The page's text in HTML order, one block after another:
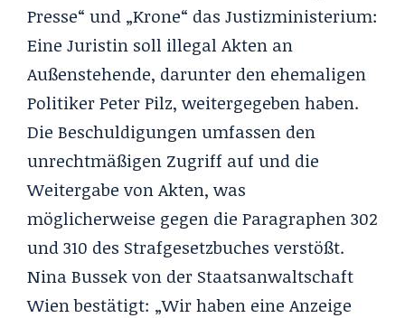
Presse“ und „Krone“ das Justizministerium:
Eine Juristin soll illegal Akten an
Außenstehende, darunter den ehemaligen
Politiker Peter Pilz, weitergegeben haben.
Die Beschuldigungen umfassen den
unrechtmäßigen Zugriff auf und die
Weitergabe von Akten, was
möglicherweise gegen die Paragraphen 302
und 310 des Strafgesetzbuches verstößt.
Nina Bussek von der Staatsanwaltschaft
Wien bestätigt: „Wir haben eine Anzeige